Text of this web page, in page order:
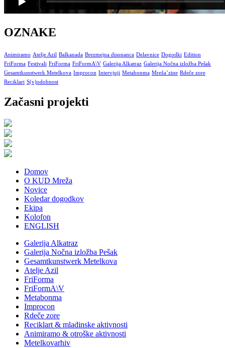
OZNAKE
Animiramo Atelje Azil Balkanada Brezmejna disonanca Delavnice Dogodki Edition
FriForma Festivali FriForma FriFormA\V Galerija Alkatraz Galerija Nočna izložba Pešak
Gesamtkunstwerk Metelkova Improcon Intervjuji Metabonma Mreža’zine Rdeče zore
Reciklart S(v)odobnost
Začasni projekti
Domov
O KUD Mreža
Novice
Koledar dogodkov
Ekipa
Kolofon
ENGLISH
Galerija Alkatraz
Galerija Nočna izložba Pešak
Gesamtkunstwerk Metelkova
Atelje Azil
FriForma
FriFormA\V
Metabonma
Improcon
Rdeče zore
Reciklart & mladinske aktivnosti
Animiramo & otroške aktivnosti
Metelkovarhiv